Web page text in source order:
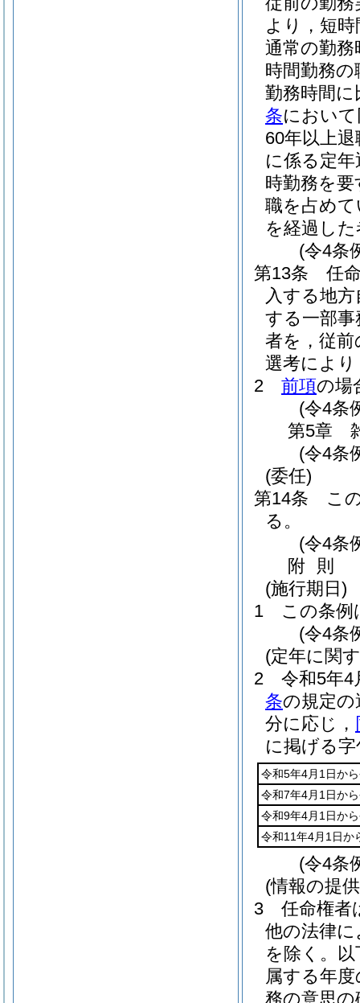
より，短
通常の勤
時間勤務
勤務時間
条におい
60年以上
に係る定
時勤務を
職を占め
を経過し
(令4条
第13条
任
入する地
する一部
者を，従
選考によ
2
前項の場
(令4条
第5章
(令4条
(委任)
第14条
こ
る。
(令4条
附 則
(施行期日)
1
この条例
(令4条
(定年に関
2
令和5年4
条の規定
分に応じ，
に掲げる
令和5年4月1日か
令和7年4月1日か
令和9年4月1日か
令和11年4月1日か
(令4条
(情報の提
3
任命権者
他の法律
を除く。
属する年
務の意思